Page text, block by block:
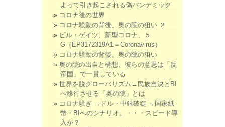
よって引き起こされる偽パンデミック
コロナ後の世界
コロナ騒動の背後、奥の院の狙い ２
ビル・ゲイツ、新型コロナ、５
G（EP3172319A1＝Coronavirus）
コロナ騒動の背後、奥の院の狙い
奥の院の出自と構想、彼らの意思は「反
帝国」で一貫している
世界を脱グローバリズム→民族自決とBI
へ移行させる「奥の院」とは
コロナ騒ぎ →ドル・中銀破綻 →国家紙
幣・BIへのシナリオ。・・・スピード導
入か？